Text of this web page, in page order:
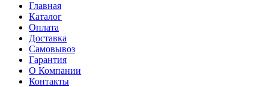
Главная
Каталог
Оплата
Доставка
Самовывоз
Гарантия
О Компании
Контакты